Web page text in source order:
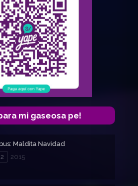
mi gaseosa pe!
Maldita Navidad
2015